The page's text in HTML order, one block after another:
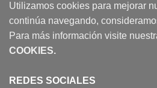
Utilizamos cookies para mejorar
continúa navegando,
Para más información visite
COOKIES.
REDES SOCIALES